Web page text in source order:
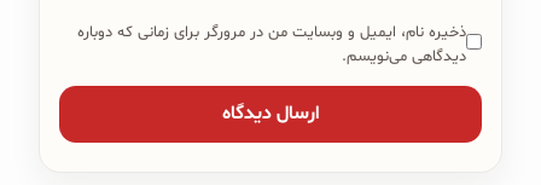
ذخیره نام، ایمیل و وبسایت من در مرورگر برای زمانی که دوباره
دیدگاهی می‌نویسم.